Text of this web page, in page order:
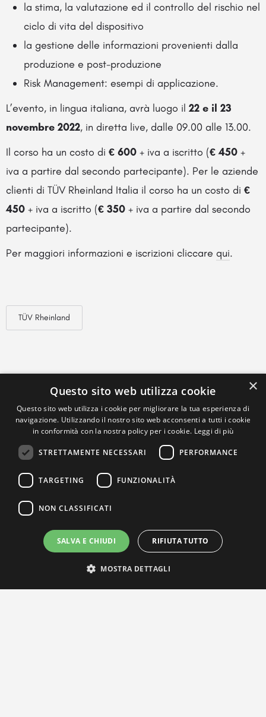
la stima, la valutazione ed il controllo del rischio nel
ciclo di vita del dispositivo
la gestione delle informazioni provenienti dalla
produzione e post-produzione
Risk Management: esempi di applicazione.
L’evento, in lingua italiana, avrà luogo il 22 e il 23
novembre 2022, in diretta live, dalle 09.00 alle 13.00.
Il corso ha un costo di € 600 + iva a iscritto (€ 450 +
iva a partire dal secondo partecipante). Per le aziende
clienti di TÜV Rheinland Italia il corso ha un costo di €
450 + iva a iscritto (€ 350 + iva a partire dal secondo
partecipante).
Per maggiori informazioni e iscrizioni cliccare qui.
TÜV Rheinland
×
Questo sito web utilizza cookie
Questo sito web utilizza i cookie per migliorare la tua esperienza di
navigazione. Utilizzando il nostro sito web acconsenti a tutti i cookie
in conformità con la nostra policy per i cookie. Leggi di più
STRETTAMENTE NECESSARI PERFORMANCE
TARGETING FUNZIONALITÀ
NON CLASSIFICATI
SALVA E CHIUDI RIFIUTA TUTTO
MOSTRA DETTAGLI